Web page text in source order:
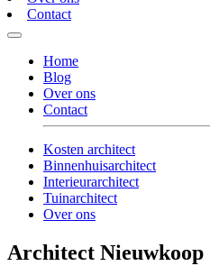
Contact
Home
Blog
Over ons
Contact
Kosten architect
Binnenhuisarchitect
Interieurarchitect
Tuinarchitect
Over ons
Architect Nieuwkoop